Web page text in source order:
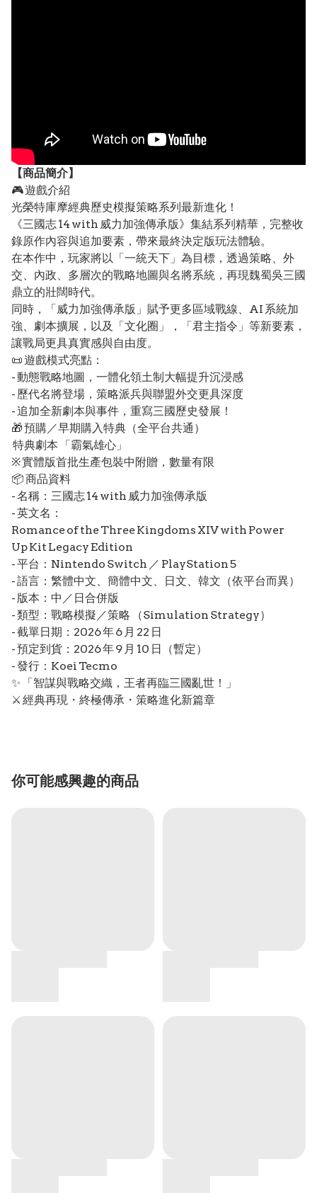
【商品簡介】
🎮 遊戲介紹
光榮特庫摩經典歷史模擬策略系列最新進化！
《三國志 14 with 威力加強傳承版》集結系列精華，完整收
錄原作內容與追加要素，帶來最終決定版玩法體驗。
在本作中，玩家將以「一統天下」為目標，透過策略、外
交、內政、多層次的戰略地圖與名將系統，再現魏蜀吳三國
鼎立的壯闊時代。
同時，「威力加強傳承版」賦予更多區域戰線、AI 系統加
強、劇本擴展，以及「文化圈」，「君主指令」等新要素，
讓戰局更具真實感與自由度。
📜 遊戲模式亮點：
- 動態戰略地圖，一體化領土制大幅提升沉浸感
- 歷代名將登場，策略派兵與聯盟外交更具深度
- 追加全新劇本與事件，重寫三國歷史發展！
🎁 預購／早期購入特典（全平台共通）
特典劇本 「霸氣雄心」
※ 實體版首批生產包裝中附贈，數量有限
📦 商品資料
- 名稱：三國志 14 with 威力加強傳承版
- 英文名：
Romance of the Three Kingdoms XIV with Power
Up Kit Legacy Edition
- 平台：Nintendo Switch ／ PlayStation 5
- 語言：繁體中文、簡體中文、日文、韓文（依平台而異）
- 版本：中／日合併版
- 類型：戰略模擬／策略 （Simulation Strategy）
- 截單日期：2026 年 6 月 22 日
- 預定到貨：2026 年 9 月 10 日（暫定）
- 發行：Koei Tecmo
✨ 「智謀與戰略交織，王者再臨三國亂世！」
⚔️ 經典再現・終極傳承・策略進化新篇章
你可能感興趣的商品